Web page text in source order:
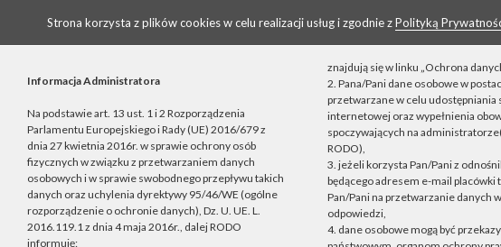
Strona korzysta z plików cookies w celu realizacji usług i zgodnie zPolityką
Informacja Administratora
Na podstawie art. 13 ust. 1 i 2 Rozporządzenia
Parlamentu Europejskiego i Rady (UE) 2016/679 z
dnia 27 kwietnia 2016r. w sprawie ochrony osób
fizycznych w związku z przetwarzaniem danych
osobowych i w sprawie swobodnego przepływu takich
danych oraz uchylenia dyrektywy 95/46/WE (ogólne
rozporządzenie o ochronie danych), Dz. U. UE. L.
2016.119.1 z dnia 4 maja 2016r., dalej RODO
informuję:
znajdują się w linku „Ochrona
2. Pana/Pani dane osobowe w
przetwarzane w celu udostępniania
internetowej oraz wypełnienia
spoczywających na
RODO),
3. jeżeli korzysta Pan/Pani z
będącego adresem e-mail placówki
Pan/Pani na przetwarzanie danych
odpowiedzi,
4. dane osobowe mogą być